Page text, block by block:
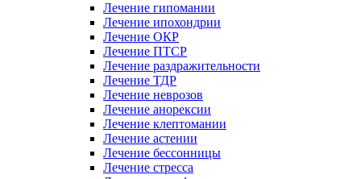
Лечение гипомании
Лечение ипохондрии
Лечение ОКР
Лечение ПТСР
Лечение раздражительности
Лечение ТДР
Лечение неврозов
Лечение анорексии
Лечение клептомании
Лечение астении
Лечение бессонницы
Лечение стресса